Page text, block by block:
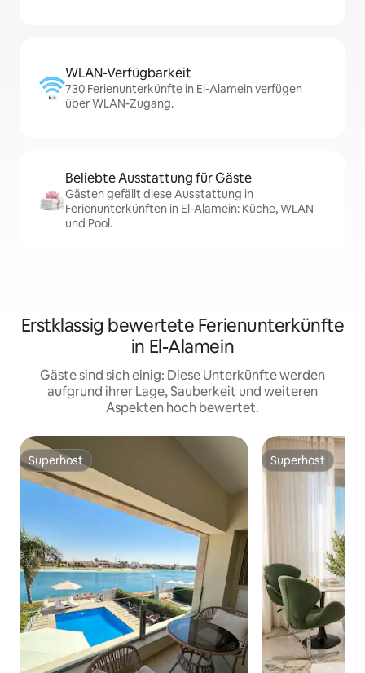
WLAN-Verfügbarkeit
730 Ferienunterkünfte in El-Alamein verfügen
über WLAN-Zugang.
Beliebte Ausstattung für Gäste
Gästen gefällt diese Ausstattung in
Ferienunterkünften in El-Alamein: Küche, WLAN
und Pool.
Erstklassig bewertete Ferienunterkünfte
in El-Alamein
Gäste sind sich einig: Diese Unterkünfte werden
aufgrund ihrer Lage, Sauberkeit und weiteren
Aspekten hoch bewertet.
Superhost
Superhost Superhost
Superhost